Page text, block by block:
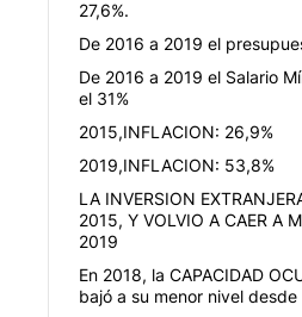
27,6%.
De 2016 a 2019 el
De 2016 a 2019 el Salario
el 31%
2015,INFLACION: 26,9%
2019,INFLACION: 53,8%
LA INVERSION
2015, Y VOLVIO A CAER A
2019
En 2018, la CAPACIDAD
bajó a su menor nivel